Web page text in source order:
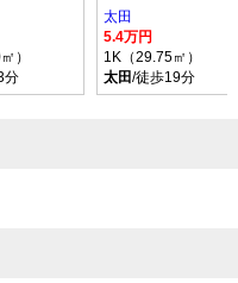
）
分
太田
5.4万円
1K（29.75㎡）
太田/徒歩19分